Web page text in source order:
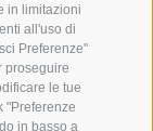
in limitazioni
all'uso di
Preferenze"
proseguire
le tue
"Preferenze
in basso a